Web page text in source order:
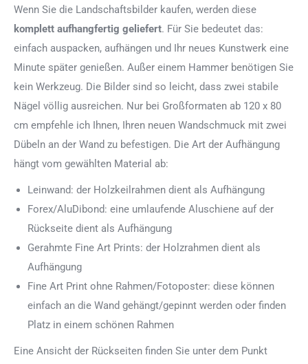
Wenn Sie die Landschaftsbilder kaufen, werden diese
komplett aufhangfertig geliefert. Für Sie bedeutet das:
einfach auspacken, aufhängen und Ihr neues Kunstwerk eine
Minute später genießen. Außer einem Hammer benötigen Sie
kein Werkzeug. Die Bilder sind so leicht, dass zwei stabile
Nägel völlig ausreichen. Nur bei Großformaten ab 120 x 80
cm empfehle ich Ihnen, Ihren neuen Wandschmuck mit zwei
Dübeln an der Wand zu befestigen. Die Art der Aufhängung
hängt vom gewählten Material ab:
Leinwand: der Holzkeilrahmen dient als Aufhängung
Forex/AluDibond: eine umlaufende Aluschiene auf der
Rückseite dient als Aufhängung
Gerahmte Fine Art Prints: der Holzrahmen dient als
Aufhängung
Fine Art Print ohne Rahmen/Fotoposter: diese können
einfach an die Wand gehängt/gepinnt werden oder finden
Platz in einem schönen Rahmen
Eine Ansicht der Rückseiten finden Sie unter dem Punkt